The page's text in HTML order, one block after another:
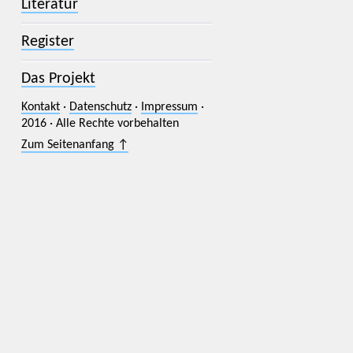
Literatur
Register
Das Projekt
Kontakt· Datenschutz· Impressum ·
2016 · Alle Rechte vorbehalten
Zum Seitenanfang ↑